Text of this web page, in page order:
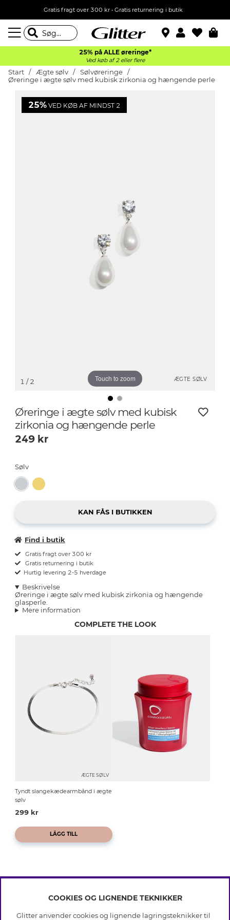
Gratis fragt over 300 kr • Gratis returnering i butik
25% på ALLE øreringe*
Ved køb af 2 eller flere
Start Ægte sølv
Sølvøreringe
Øreringe i ægte sølv med kubisk zirkonia og hængende perle
25% VED KØB AF MINDST 2
ÆGTE SØLV
Touch to zoom
1 / 2
Øreringe i ægte sølv med kubisk
zirkonia og hængende perle
249 kr
Sølv
Find i butik
Gratis fragt over 300 kr
Gratis returnering i butik
Hurtig levering 2-5 hverdage
Beskrivelse
Øreringe i ægte sølv med kubisk zirkonia og hængende
glasperle.
Mere information
COMPLETE THE LOOK
ÆGTE SØLV
Tyndt slangekædearmbånd i ægte
sølv
299 kr
LÄGG TILL
INFO
Betingelser
COOKIES OG LIGNENDE TEKNIKKER
Glitter anvender cookies og lignende lagringsteknikker til